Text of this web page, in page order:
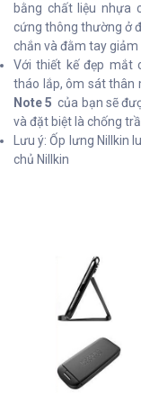
bằng chất liệu nhựa
cứng thông thường ở
chắn và đằm tay
Với thiết kế đẹp mắt
tháo lắp, ôm sát thân
Note 5 của bạn sẽ
và đặt biệt là chống
Lưu ý: Ốp lưng Nillkin
chủ Nillkin